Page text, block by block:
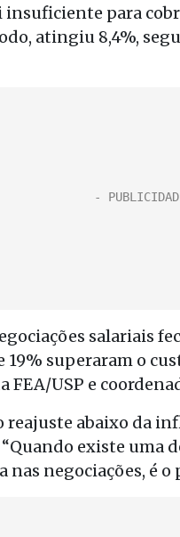
insuficiente para
atingiu 8,4%,
salariais
superaram o
FEA/USP e
reajuste abaixo da
existe uma
negociações, é